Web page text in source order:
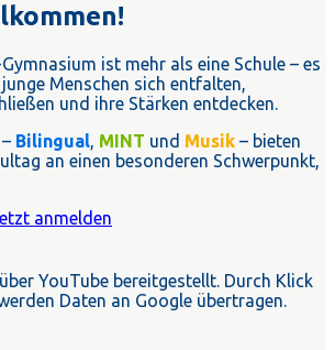
ist mehr als eine Schule – es
Menschen sich entfalten,
und ihre Stärken entdecken.
Bilingual, MINT und Musik – bieten
an einen besonderen Schwerpunkt,
anmelden
YouTube bereitgestellt. Durch Klick
Daten an Google übertragen.